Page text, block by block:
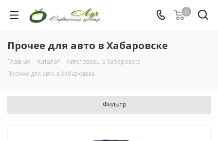
0
Прочее для авто в Хабаровске
Главная - Каталог - Автотовары в Хабаровске -
Прочее для авто в Хабаровске
Фильтр